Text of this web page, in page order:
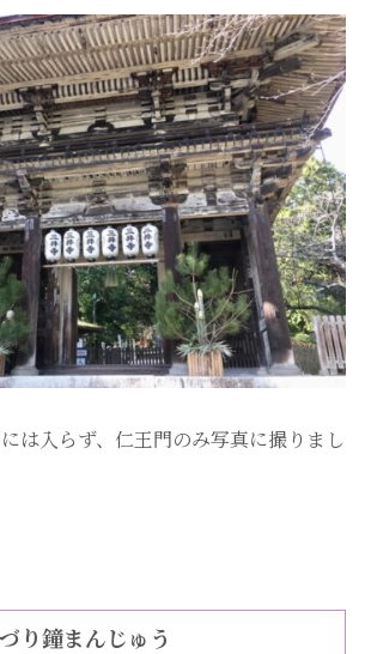
は入らず、仁王門のみ写真に撮りまし
り鐘まんじゅう